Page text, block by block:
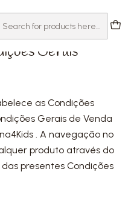
Gerais
Gerais
as Condições
Gerais de Venda
. A navegação no
produto através do
presentes Condições